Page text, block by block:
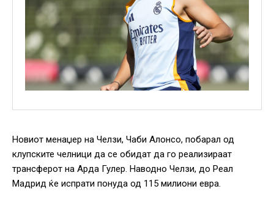
Новиот менаџер на Челзи, Чаби Алонсо, побарал од
клупските челници да се обидат да го реализираат
трансферот на Арда Гулер. Наводно Челзи, до Реал
Мадрид ќе испрати понуда од 115 милиони евра.